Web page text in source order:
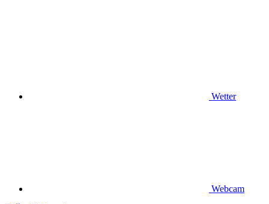
Wetter
Webcam